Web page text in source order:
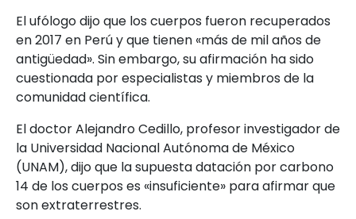
El ufólogo dijo que los cuerpos fueron recuperados
en 2017 en Perú y que tienen «más de mil años de
antigüedad». Sin embargo, su afirmación ha sido
cuestionada por especialistas y miembros de la
comunidad científica.
El doctor Alejandro Cedillo, profesor investigador de
la Universidad Nacional Autónoma de México
(UNAM), dijo que la supuesta datación por carbono
14 de los cuerpos es «insuficiente» para afirmar que
son extraterrestres.